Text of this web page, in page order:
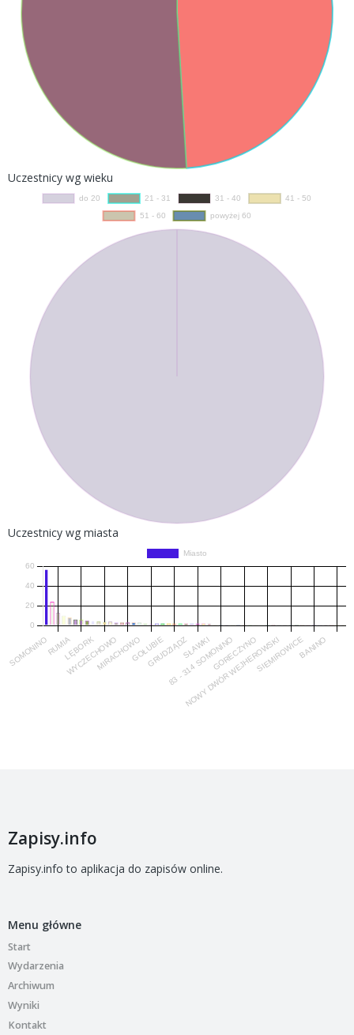
Uczestnicy wg wieku
Uczestnicy wg miasta
Zapisy.info
Zapisy.info to aplikacja do zapisów online.
Menu główne
Start
Wydarzenia
Archiwum
Wyniki
Kontakt